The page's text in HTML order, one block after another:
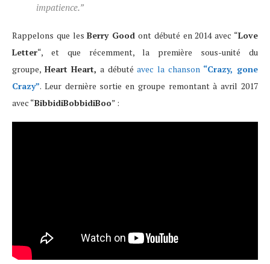
impatience.”
Rappelons que lesBerry Good ont débuté en 2014 avec “Love
Letter“, et que récemment, la première sous-unité du
groupe, Heart Heart, a débutéavec la chanson“Crazy, gone
Crazy”. Leur dernière sortie en groupe remontant à avril 2017
avec “BibbidiBobbidiBoo” :